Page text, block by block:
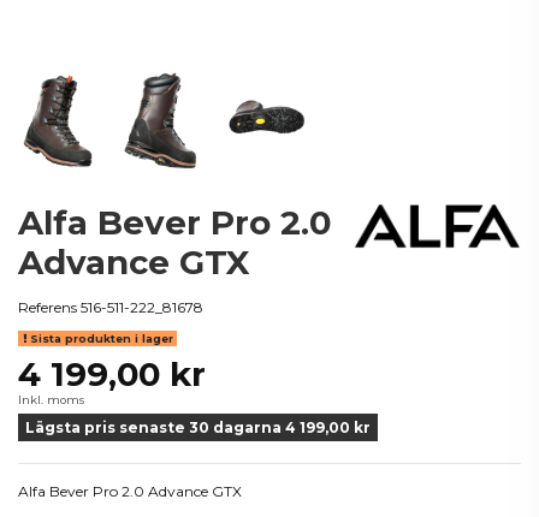
Alfa Bever Pro 2.0
Advance GTX
Referens 516-511-222_81678
Sista produkten i lager
4 199,00 kr
Inkl. moms
Lägsta pris senaste 30 dagarna 4 199,00 kr
Alfa Bever Pro 2.0 Advance GTX